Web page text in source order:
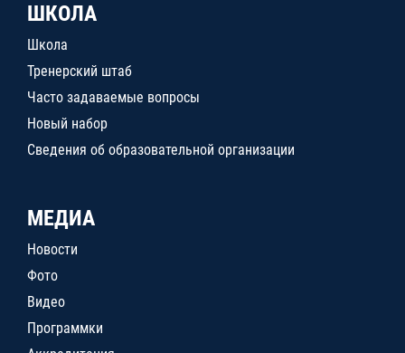
ШКОЛА
Школа
Тренерский штаб
Часто задаваемые вопросы
Новый набор
Сведения об образовательной организации
МЕДИА
Новости
Фото
Видео
Программки